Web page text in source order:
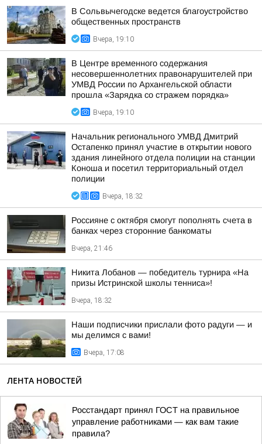
В Сольвычегодске ведется благоустройство
общественных пространств
Вчера, 19:10
В Центре временного содержания
несовершеннолетних правонарушителей при
УМВД России по Архангельской области
прошла «Зарядка со стражем порядка»
Вчера, 19:10
Начальник регионального УМВД Дмитрий
Остапенко принял участие в открытии нового
здания линейного отдела полиции на станции
Коноша и посетил территориальный отдел
полиции
Вчера, 18:32
Россияне с октября смогут пополнять счета в
банках через сторонние банкоматы
Вчера, 21:46
Никита Лобанов — победитель турнира «На
призы Истринской школы тенниса»!
Вчера, 18:32
Наши подписчики прислали фото радуги — и
мы делимся с вами!
Вчера, 17:08
ЛЕНТА НОВОСТЕЙ
Росстандарт принял ГОСТ на правильное
управление работниками — как вам такие
правила?